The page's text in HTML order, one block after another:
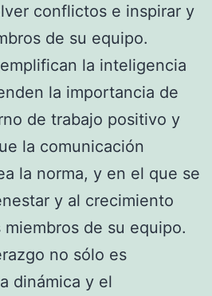
conflictos e inspirar y
de su equipo.
la inteligencia
la importancia de
de trabajo positivo y
la comunicación
la norma, y en el que se
y al crecimiento
de su equipo.
no sólo es
dinámica y el